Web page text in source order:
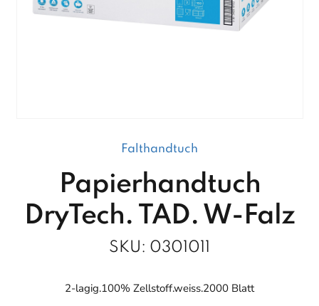
Falthandtuch
Papierhandtuch
DryTech. TAD. W-Falz
SKU: 0301011
2-lagig.100% Zellstoff.weiss.2000 Blatt